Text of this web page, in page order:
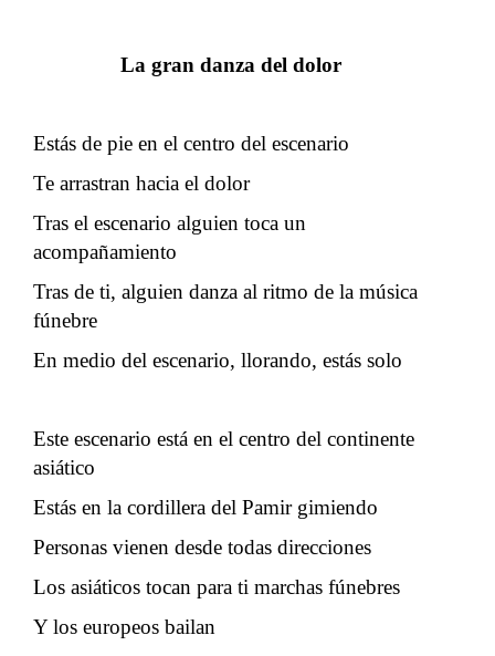
La gran danza del dolor
Estás de pie en el centro del escenario
Te arrastran hacia el dolor
Tras el escenario alguien toca un
acompañamiento
Tras de ti, alguien danza al ritmo de la música
fúnebre
En medio del escenario, llorando, estás solo
Este escenario está en el centro del continente
asiático
Estás en la cordillera del Pamir gimiendo
Personas vienen desde todas direcciones
Los asiáticos tocan para ti marchas fúnebres
Y los europeos bailan